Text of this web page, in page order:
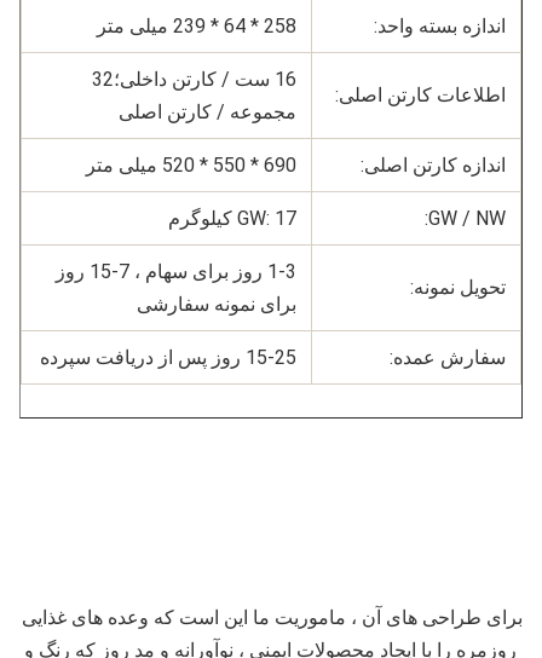
اندازه بسته واحد: 258 * 64 * 239 میلی متر
اطلاعات کارتن اصلی:
مجموعه / کارتن اصلی
اندازه کارتن اصلی: 690 * 550 * 520 میلی متر
GW / NW: GW: 17 کیلوگرم
تحویل نمونه:
برای نمونه سفارشی
سفارش عمده: 15-25 روز پس از دریافت سپرده